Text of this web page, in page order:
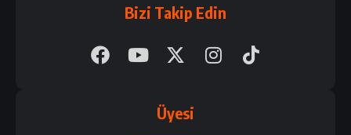
Bizi Takip Edin
Üyesi